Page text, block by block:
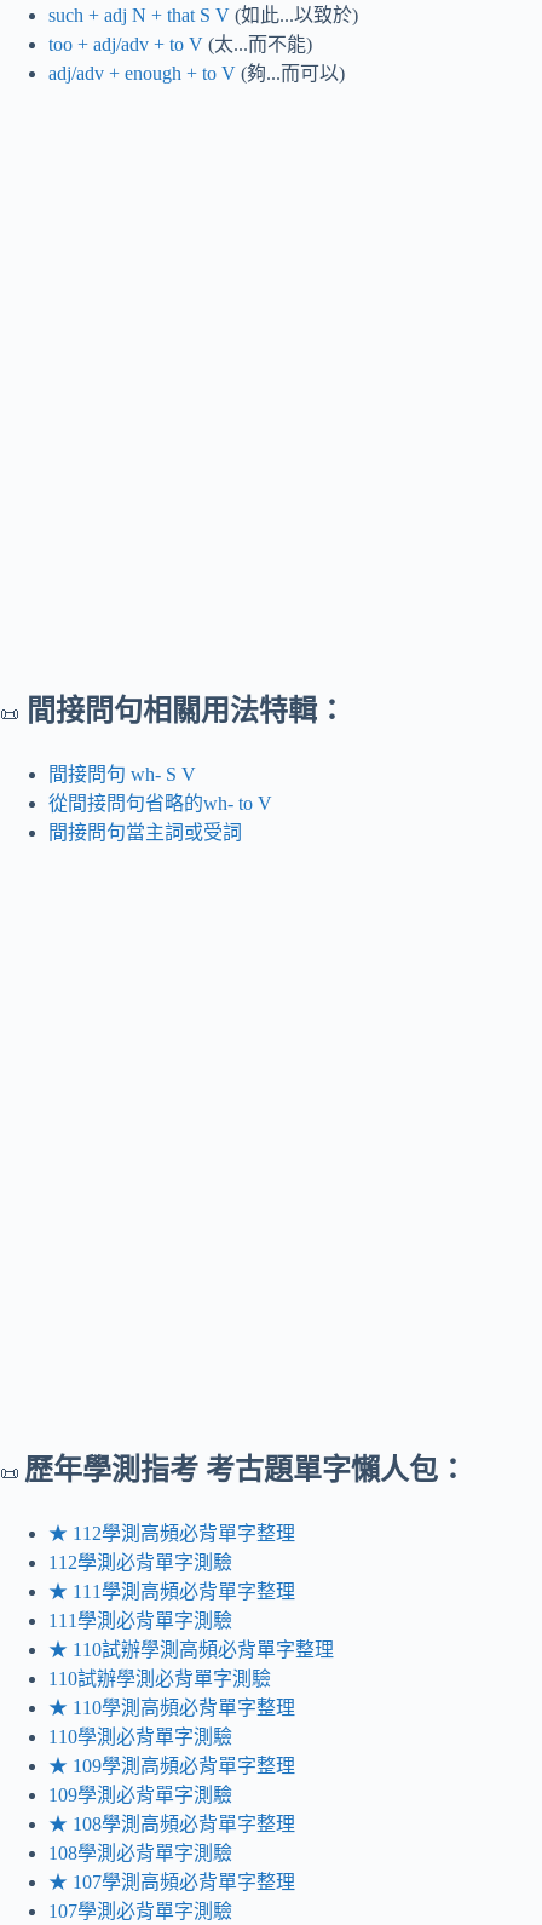
such + adj N + that S V (如此...以致於)
too + adj/adv + to V (太...而不能)
adj/adv + enough + to V (夠...而可以)
📜 間接問句相關用法特輯：
間接問句 wh- S V
從間接問句省略的wh- to V
間接問句當主詞或受詞
📜 歷年學測指考 考古題單字懶人包：
★ 112學測高頻必背單字整理
112學測必背單字測驗
★ 111學測高頻必背單字整理
111學測必背單字測驗
★ 110試辦學測高頻必背單字整理
110試辦學測必背單字測驗
★ 110學測高頻必背單字整理
110學測必背單字測驗
★ 109學測高頻必背單字整理
109學測必背單字測驗
★ 108學測高頻必背單字整理
108學測必背單字測驗
★ 107學測高頻必背單字整理
107學測必背單字測驗